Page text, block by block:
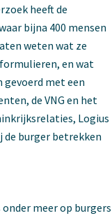
heeft de
bijna 400 mensen
weten wat ze
en wat
gevoerd met een
de VNG en het
Logius
de burger betrekken
meer op burgers